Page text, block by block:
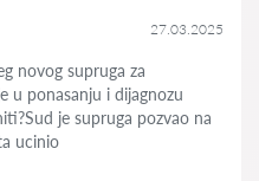
27.03.2025
novog supruga za
u ponasanju i dijagnozu
je supruga pozvao na
ucinio